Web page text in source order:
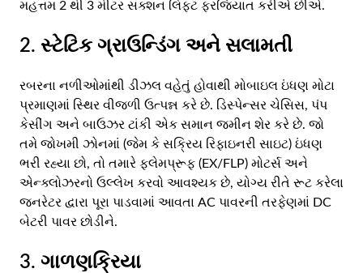
મહત્તમ 2 થી 3 મીટર સક્શન લિફ્ટ ફરજિયાત કરીએ છીએ.
2. સ્ટેટિક ગ્રાઉન્ડિંગ અને સલામતી
રબરના નળીઓમાંથી ડીઝલ વહેતું હોવાથી મોબાઇલ ઇંધણ મોટા
પ્રમાણમાં સ્થિર વીજળી ઉત્પન્ન કરે છે. ડિસ્પેન્સર ચેસિસ, પંપ
કેસીંગ અને બાઉઝર ટાંકી એક સમાન જમીન શેર કરે છે. જો
તમે જોખમી ઝોનમાં (જેમ કે સક્રિય રિફાઇનરી સાઇટ) ઇંધણ
ભરી રહ્યા છો, તો તમારે ફ્લેમપ્રૂફ (EX/FLP) મોટર્સ અને
એન્ક્લોઝરનો ઉલ્લેખ કરવો આવશ્યક છે, યોગ્ય રીતે રૂટ કરેલા
જનરેટર દ્વારા પૂરા પાડવામાં આવતા AC પાવરની તરફેણમાં DC
બેટરી પાવર છોડીને.
3. ગાળણક્રિયા